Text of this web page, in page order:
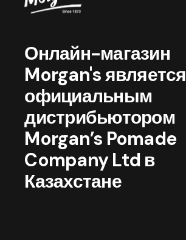
Онлайн-магазин
Morgan's является
официальным
дистрибьютором
Morgan’s Pomade
Company Ltd в
Казахстане